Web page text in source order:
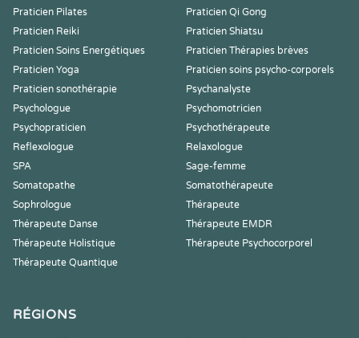
Praticien Pilates
Praticien Qi Gong
Praticien Reiki
Praticien Shiatsu
Praticien Soins Energétiques
Praticien Thérapies brèves
Praticien Yoga
Praticien soins psycho-corporels
Praticien sonothérapie
Psychanalyste
Psychologue
Psychomotricien
Psychopraticien
Psychothérapeute
Reflexologue
Relaxologue
SPA
Sage-femme
Somatopathe
Somatothérapeute
Sophrologue
Thérapeute
Thérapeute Danse
Thérapeute EMDR
Thérapeute Holistique
Thérapeute Psychocorporel
Thérapeute Quantique
RÉGIONS